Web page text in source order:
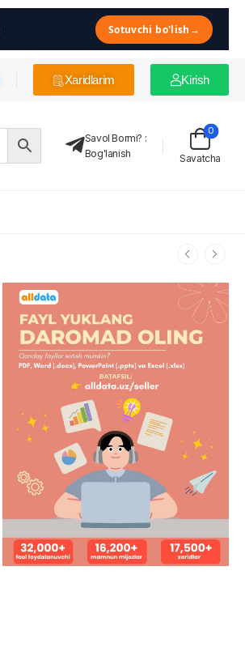
Sotuvchi bo'lish →
Xaridlarim Kirish
Savol Bormi? :
Bog'lanish
Savatcha
0